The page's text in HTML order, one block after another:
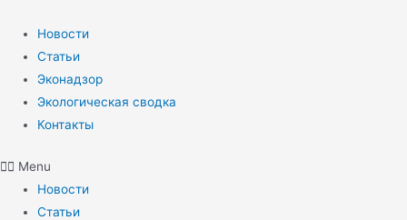
содержимому
Новости
Статьи
Эконадзор
Экологическая сводка
Контакты
Menu
Новости
Статьи